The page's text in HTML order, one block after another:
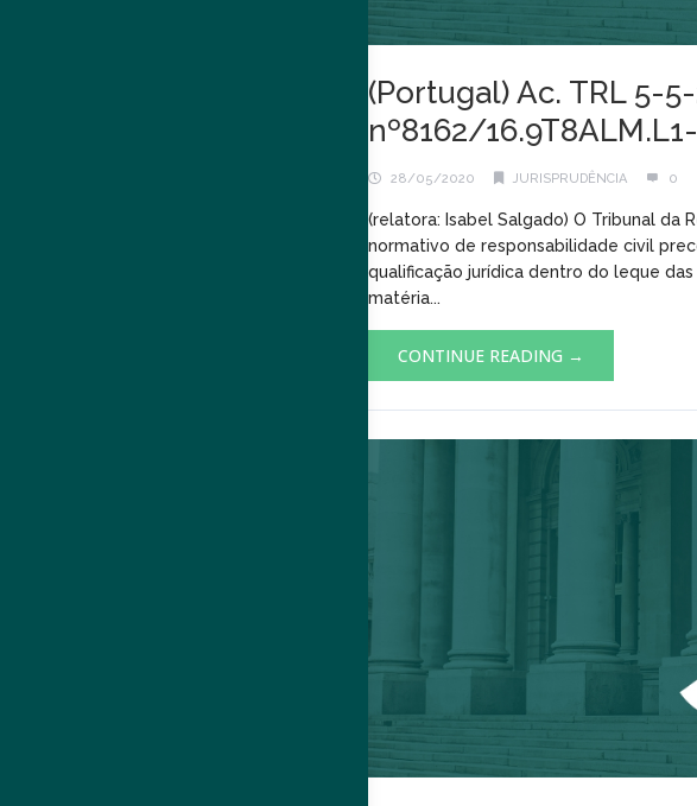
(Portugal) Ac. TRL 5-
nº8162/
28/05/2020 JURISPRUDÊNCIA 0
(relatora: Isabel Salgado) O Tribunal da
normativo de responsabilidade civil
qualificação jurídica dentro do leque
matéria...
CONTINUE READING →